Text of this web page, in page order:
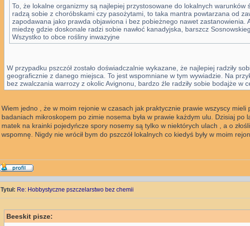
To, że lokalne organizmy są najlepiej przystosowane do lokalnych warunków
radzą sobie z choróbskami czy pasożytami, to taka mantra powtarzana od
zapodawana jako prawda objawiona i bez pobieżnego nawet zastanowienia.
miedzę gdzie doskonale radzi sobie nawłoć kanadyjska, barszcz
Wszystko to obce rośliny inwazyjne
W przypadku pszczół zostało doświadczalnie wykazane, że najlepiej radziły
geograficznie z danego miejsca. To jest wspomniane w tym wywiadzie. Na
bez zwalczania warrozy z okolic Avignonu, bardzo źle radziły sobie bodajże w
Wiem jedno , że w moim rejonie w czasach jak praktycznie prawie wszyscy mieli
badaniach mikroskopem po zimie nosema była w prawie każdym ulu. Dzisiaj po
matek na krainki pojedyńcze spory nosemy są tylko w niektórych ulach , a o
wspomnę. Nigdy nie wrócił bym do pszczół lokalnych co kiedyś były w moim
Tytuł: Re: Hobbystyczne pszczelarstwo bez chemii
Beeskit pisze: